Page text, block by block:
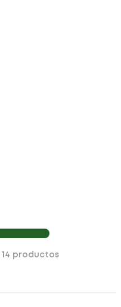
14 productos